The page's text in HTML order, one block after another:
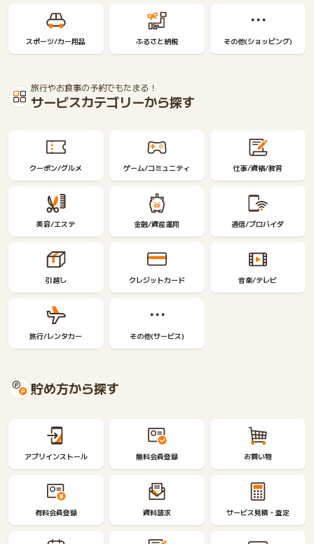
スポーツ/カー用品 ふるさと納税 その他(ショッピング)
旅行やお食事の予約でもたまる！
サービスカテゴリーから探す
クーポン/グルメ ゲーム/コミュニティ 仕事/資格/教育
美容/エステ 金融/資産運用 通信/プロバイダ
引越し クレジットカード 音楽/テレビ
旅行/レンタカー その他(サービス)
貯め方から探す
アプリインストール 無料会員登録 お買い物
有料会員登録 資料請求 サービス見積・査定